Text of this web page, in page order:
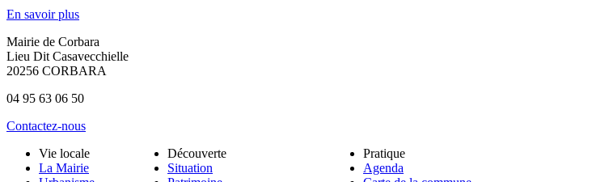
En savoir plus
Mairie de Corbara
Lieu Dit Casavecchielle
20256 CORBARA
04 95 63 06 50
Contactez-nous
Vie locale
La Mairie
Découverte
Situation
Pratique
Agenda